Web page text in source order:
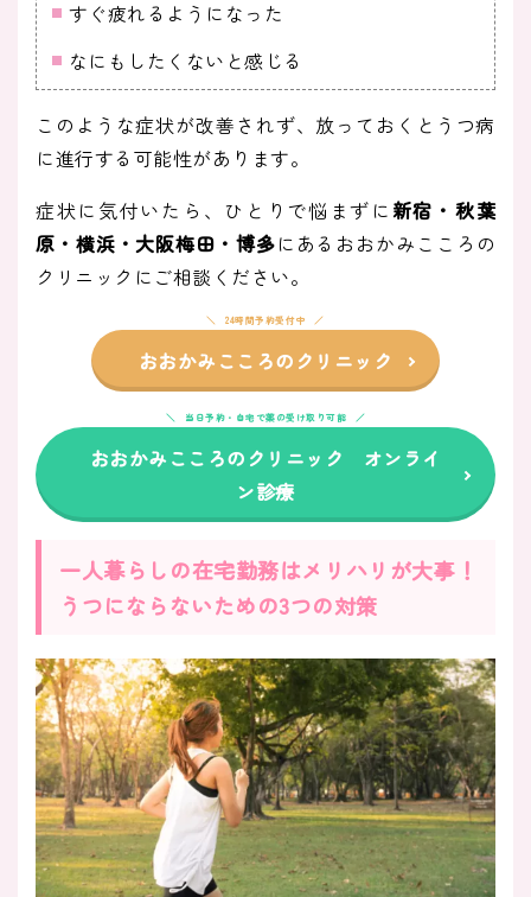
すぐ疲れるようになった
なにもしたくないと感じる
このような症状が改善されず、放っておくとうつ病
に進行する可能性があります。
症状に気付いたら、ひとりで悩まずに 新宿・秋葉
原・横浜・大阪梅田・博多にあるおおかみこころの
クリニックにご相談ください。
24時間予約受付中
おおかみこころのクリニック
当日予約・自宅で薬の受け取り可能
おおかみこころのクリニック オンライ
ン診療
一人暮らしの在宅勤務はメリハリが大事！
うつにならないための3つの対策